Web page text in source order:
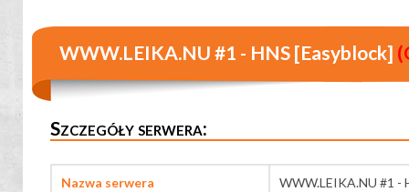
WWW.LEIKA.NU #1 - HNS [Easyblock]
Szczegóły serwera:
Nazwa serwera WWW.LEIKA.NU #1 -